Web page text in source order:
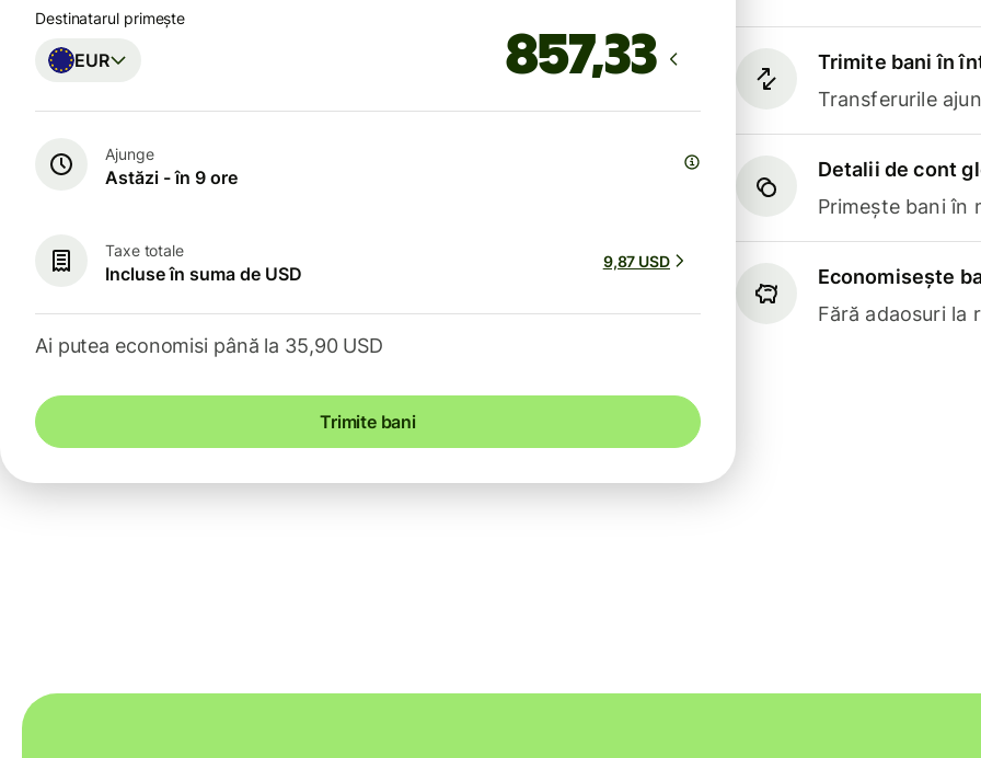
Trimite bani în
Transferurile
Detalii de cont
Primește bani în
Economisește
Fără adaosuri la
Destinatarul primește
EUR
Ajunge
Astăzi - în 9 ore
Taxe totale
Incluse în suma de USD
9,87 USD
Ai putea economisi până la 35,90 USD
Trimite bani